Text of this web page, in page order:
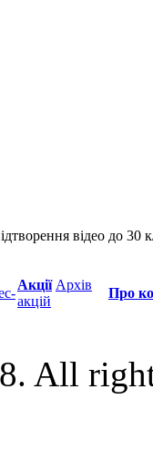
відео до 30
Акції Архів
акцій
Про
All